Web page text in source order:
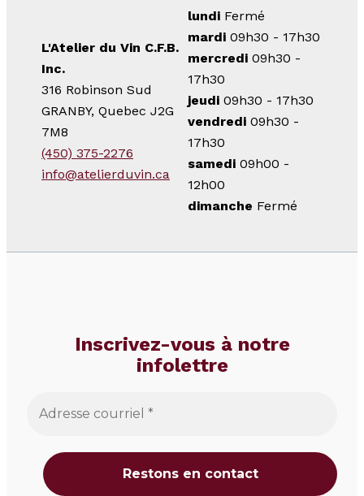
L'Atelier du Vin C.F.B.
Inc.
316 Robinson Sud
GRANBY, Quebec J2G
7M8
(450) 375-2276
info@atelierduvin.ca
lundi Fermé
mardi 09h30 - 17h30
mercredi 09h30 -
17h30
jeudi 09h30 - 17h30
vendredi 09h30 -
17h30
samedi 09h00 -
12h00
dimanche Fermé
Inscrivez-vous à notre
infolettre